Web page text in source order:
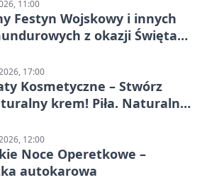
11:00
Festyn Wojskowy i innych
z okazji Święta
17:00
Kosmetyczne – Stwórz
krem! Piła. Naturalna
12:00
Noce Operetkowe –
autokarowa